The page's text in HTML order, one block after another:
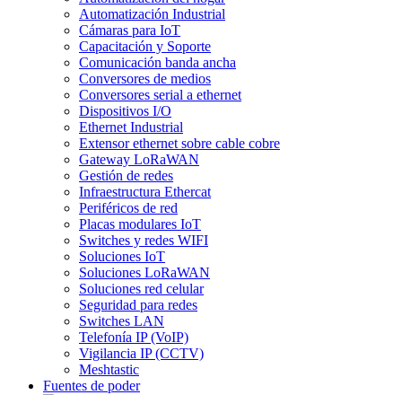
Automatización Industrial
Cámaras para IoT
Capacitación y Soporte
Comunicación banda ancha
Conversores de medios
Conversores serial a ethernet
Dispositivos I/O
Ethernet Industrial
Extensor ethernet sobre cable cobre
Gateway LoRaWAN
Gestión de redes
Infraestructura Ethercat
Periféricos de red
Placas modulares IoT
Switches y redes WIFI
Soluciones IoT
Soluciones LoRaWAN
Soluciones red celular
Seguridad para redes
Switches LAN
Telefonía IP (VoIP)
Vigilancia IP (CCTV)
Meshtastic
Fuentes de poder